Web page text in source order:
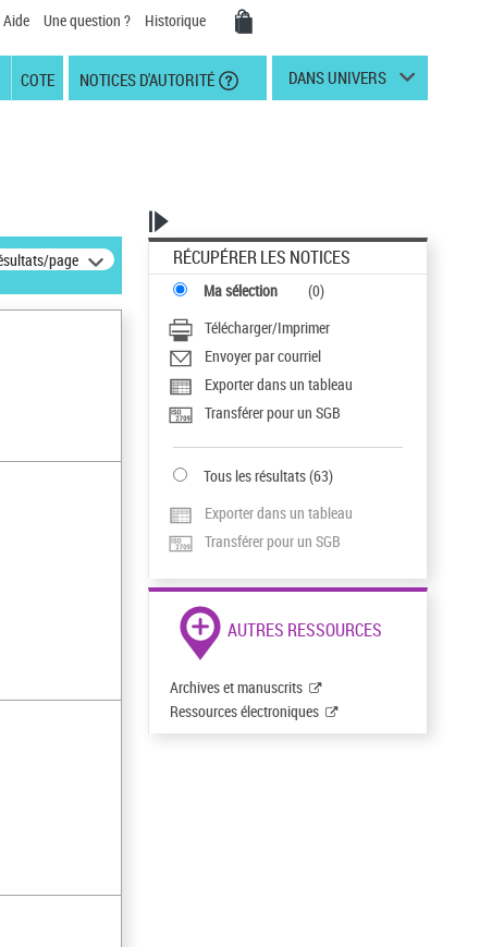
Aide Une question ? Historique
COTE NOTICES D'AUTORITÉ DANS UNIVERS
page RÉCUPÉRER LES NOTICES
Ma sélection (0)
Télécharger/Imprimer
Envoyer par courriel
Exporter dans un tableau
Transférer pour un SGB
Tous les résultats(63)
Exporter dans un tableau
Transférer pour un SGB
AUTRES RESSOURCES
Archives et manuscrits
Ressources électroniques